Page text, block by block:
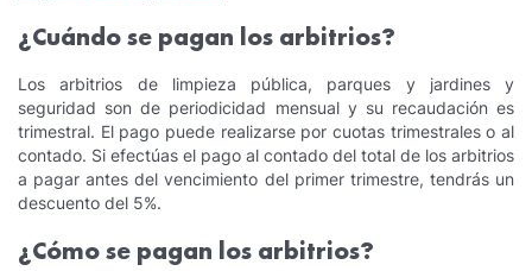
¿Cuándo se pagan los arbitrios?
Los arbitrios de limpieza pública, parques y jardines y
seguridad son de periodicidad mensual y su recaudación es
trimestral. El pago puede realizarse por cuotas trimestrales o al
contado. Si efectúas el pago al contado del total de los arbitrios
a pagar antes del vencimiento del primer trimestre, tendrás un
descuento del 5%.
¿Cómo se pagan los arbitrios?